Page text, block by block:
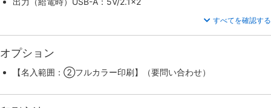
すべてを確認する
オプション
【名入範囲：②フルカラー印刷】（要問い合わせ）